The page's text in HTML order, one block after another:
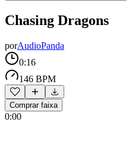
Chasing Dragons
porAudioPanda
0:16
146 BPM
Comprar faixa
0:00